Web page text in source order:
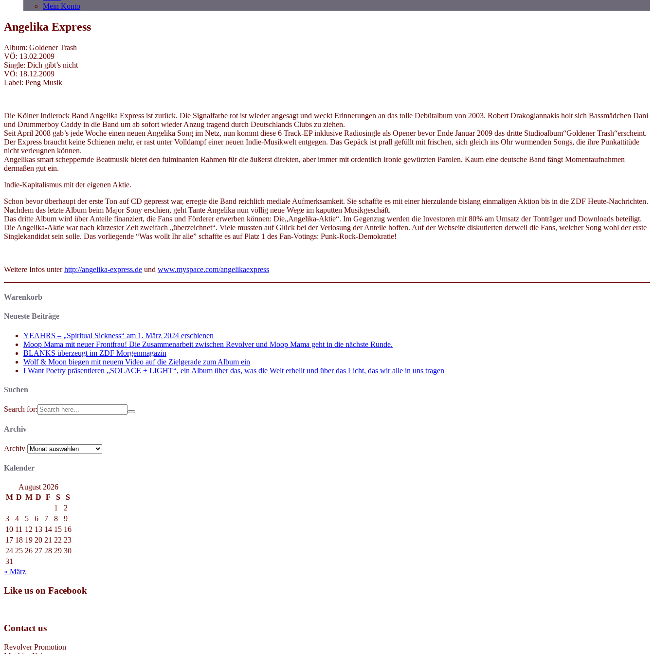
Mein Konto
Angelika Express
Album: Goldener Trash
VÖ: 13.02.2009
Single: Dich gibt’s nicht
VÖ: 18.12.2009
Label: Peng Musik
Die Kölner Indierock Band Angelika Express ist zurück. Die Signalfarbe rot ist wieder angesagt und weckt Erinnerungen an das tolle Debütalbum von 2003. Robert Drakogiannakis holt sich Bassmädchen Dani
und Drummerboy Caddy in die Band um ab sofort wieder Anzug tragend durch Deutschlands Clubs zu ziehen.
Seit April 2008 gab’s jede Woche einen neuen Angelika Song im Netz, nun kommt diese 6 Track-EP inklusive Radiosingle als Opener bevor Ende Januar 2009 das dritte Studioalbum“Goldener Trash“erscheint.
Der Express braucht keine Schienen mehr, er rast unter Volldampf einer neuen Indie-Musikwelt entgegen. Das Gepäck ist prall gefüllt mit frischen, sich gleich ins Ohr wurmenden Songs, die ihre Punkattitüde
nicht verleugnen können.
Angelikas smart scheppernde Beatmusik bietet den fulminanten Rahmen für die äußerst direkten, aber immer mit ordentlich Ironie gewürzten Parolen. Kaum eine deutsche Band fängt Momentaufnahmen
dermaßen gut ein.
Indie-Kapitalismus mit der eigenen Aktie.
Schon bevor überhaupt der erste Ton auf CD gepresst war, erregte die Band reichlich mediale Aufmerksamkeit. Sie schaffte es mit einer hierzulande bislang einmaligen Aktion bis in die ZDF Heute-Nachrichten.
Nachdem das letzte Album beim Major Sony erschien, geht Tante Angelika nun völlig neue Wege im kaputten Musikgeschäft.
Das dritte Album wird über Anteile finanziert, die Fans und Förderer erwerben können: Die„Angelika-Aktie“. Im Gegenzug werden die Investoren mit 80% am Umsatz der Tonträger und Downloads beteiligt.
Die Angelika-Aktie war nach kürzester Zeit zweifach „überzeichnet“. Viele mussten auf Glück bei der Verlosung der Anteile hoffen. Auf der Webseite diskutierten derweil die Fans, welcher Song wohl der erste
Singlekandidat sein solle. Das vorliegende “Was wollt Ihr alle” schaffte es auf Platz 1 des Fan-Votings: Punk-Rock-Demokratie!
Weitere Infos unterhttp://angelika-express.de und www.myspace.com/angelikaexpress
Warenkorb
Neueste Beiträge
YEAHRS – „Spiritual Sickness“ am 1. März 2024 erschienen
Moop Mama mit neuer Frontfrau! Die Zusammenarbeit zwischen Revolver und Moop Mama geht in die nächste Runde.
BLANKS überzeugt im ZDF Morgenmagazin
Wolf & Moon biegen mit neuem Video auf die Zielgerade zum Album ein
I Want Poetry präsentieren „SOLACE + LIGHT“, ein Album über das, was die Welt erhellt und über das Licht, das wir alle in uns tragen
Suchen
Search for:
Archiv
Archiv
Kalender
August 2026
M D M D F S
S
1
2
3
4 5 6 7 8
9
10 11 12 13 14 15 16
17 18 19 20 21 22 23
24 25 26 27 28 29 30
31
« März
Like us on Facebook
Contact us
Revolver Promotion